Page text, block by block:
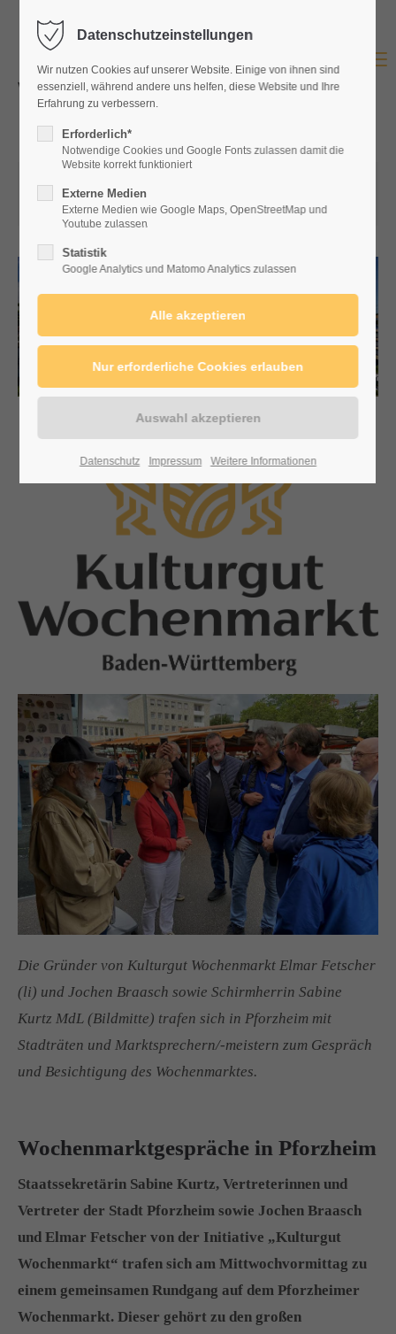
Login
Benutzername
Passwort
Anmelden
Support
Lorem ipsum dolor sit amet:
24h/ 365days
We offer support for our customers
Mon - Fri 8:00am - 5:00pm
(GMT +1)
Get in touch
Cybersteel Inc.
San Francisco, CA 94102
Have any questions?
+44 1234 567 890
Drop us a line
info@yourdomain.com
About us
Lorem ipsum dolor sit amet, consectetuer adipiscing
Aenean commodo ligula eget dolor. Aenean massa.
Cum sociis natoque penatibus et magnis dis parturient
(Kommentare: 0)
Die Gründer von Kulturgut Wochenmarkt Elmar Fetscher
(li) und Jochen Braasch sowie Schirmherrin Sabine
Kurtz MdL (Bildmitte) trafen sich in Pforzheim mit
Stadträten und Marktsprechern/-meistern zum Gespräch
und Besichtigung des Wochenmarktes.
Wochenmarktgespräche in Pforzheim
Staatssekretärin Sabine Kurtz, Vertreterinnen und
Vertreter der Stadt Pforzheim sowie Jochen Braasch
und Elmar Fetscher von der Initiative „Kulturgut
Wochenmarkt“ trafen sich am Mittwochvormittag zu
einem gemeinsamen Rundgang auf dem Pforzheimer
Wochenmarkt. Dieser gehört zu den großen
Datenschutzeinstellungen
Wir nutzen Cookies auf unserer Website. Einige von ihnen sind
essenziell, während andere uns helfen, diese Website und Ihre
Erfahrung zu verbessern.
Erforderlich*
Notwendige Cookies und Google Fonts zulassen damit die
Website korrekt funktioniert
Externe Medien
Externe Medien wie Google Maps, OpenStreetMap und
Youtube zulassen
Statistik
Google Analytics und Matomo Analytics zulassen
Datenschutz Impressum Weitere Informationen